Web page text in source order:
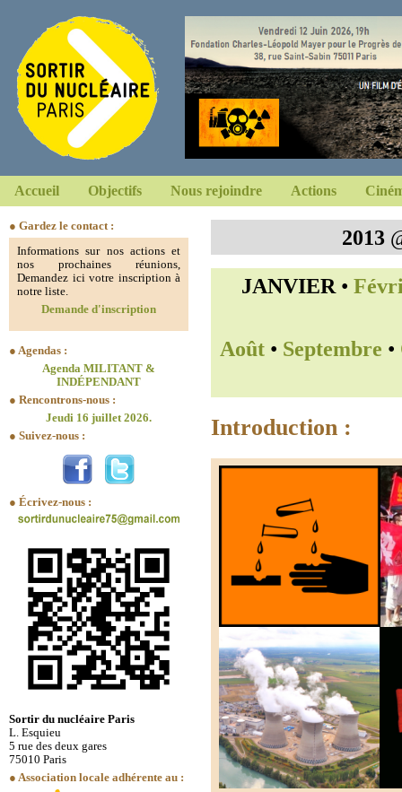
Accueil Objectifs Nous rejoindre Actions
● Gardez le contact :
Informations sur nos actions et
nos prochaines réunions,
Demandez ici votre inscription à
notre liste.
Demande d'inscription
● Agendas :
Agenda MILITANT &
INDÉPENDANT
● Rencontrons-nous :
Jeudi 16 juillet 2026.
● Suivez-nous :
● Écrivez-nous :
Sortir du nucléaire Paris
L. Esquieu
5 rue des deux gares
75010 Paris
● Association locale adhérente au :
2013
JANVIER •
Août • Septembre •
Introduction :